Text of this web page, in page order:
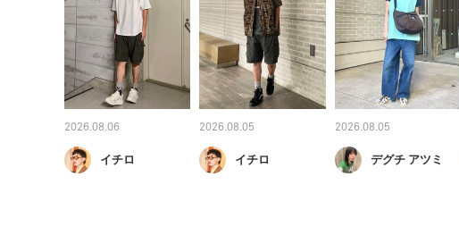
2026.08.06
イチロ
2026.08.05
イチロ
2026.08.05
デグチ アツミ